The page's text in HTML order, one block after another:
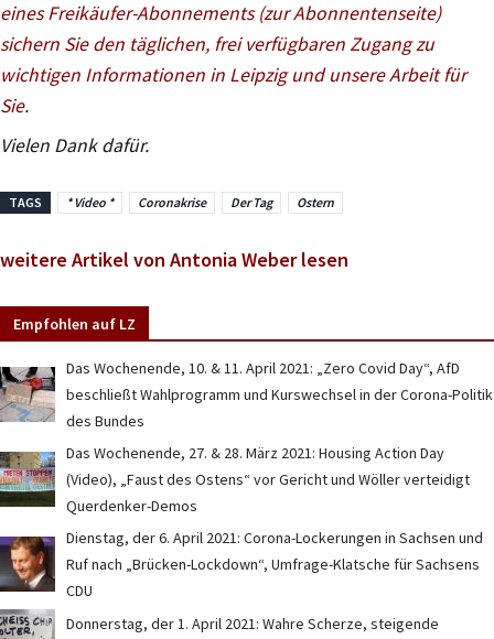
eines Freikäufer-Abonnements (zur Abonnentenseite)
sichern Sie den täglichen, frei verfügbaren Zugang zu
wichtigen Informationen in Leipzig und unsere Arbeit für
Sie.
Vielen Dank dafür.
TAGS * Video * Coronakrise Der Tag Ostern
weitere Artikel von Antonia Weber lesen
Empfohlen auf LZ
Das Wochenende, 10. & 11. April 2021: „Zero Covid Day“, AfD
beschließt Wahlprogramm und Kurswechsel in der Corona-Politik
des Bundes
Das Wochenende, 27. & 28. März 2021: Housing Action Day
(Video), „Faust des Ostens“ vor Gericht und Wöller verteidigt
Querdenker-Demos
Dienstag, der 6. April 2021: Corona-Lockerungen in Sachsen und
Ruf nach „Brücken-Lockdown“, Umfrage-Klatsche für Sachsens
CDU
Donnerstag, der 1. April 2021: Wahre Scherze, steigende